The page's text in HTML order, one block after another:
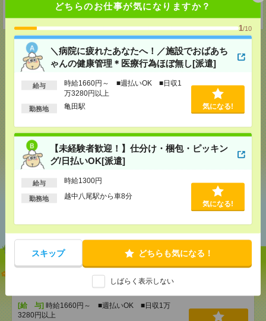
どちらのお仕事が気になりますか？
1/10
＼病院に疲れたあなたへ！／施設でおばあち
ゃんの健康管理＊医療行為ほぼ無し[派遣]
給与
時給1660円～ ■週払いOK ■日収1
万3280円以上
勤務地 亀田駅 気になる!
【未経験者歓迎！】仕分け・梱包・ピッキン
グ/日払いOK[派遣]
給与 時給1300円
勤務地
越中八尾駅から車8分
気になる!
スキップ どちらも気になる！
しばらく表示しない
TEL：0120-498-314
担当：採用担当
応募ページへ
シェア ツイート
＼病院に疲れたあなたへ！／施設でおばあちゃんの
健康管理＊医療行為ほぼ無し[派遣]
[給 与] 時給1660円～ ■週払いOK ■日収1万
3280円以上